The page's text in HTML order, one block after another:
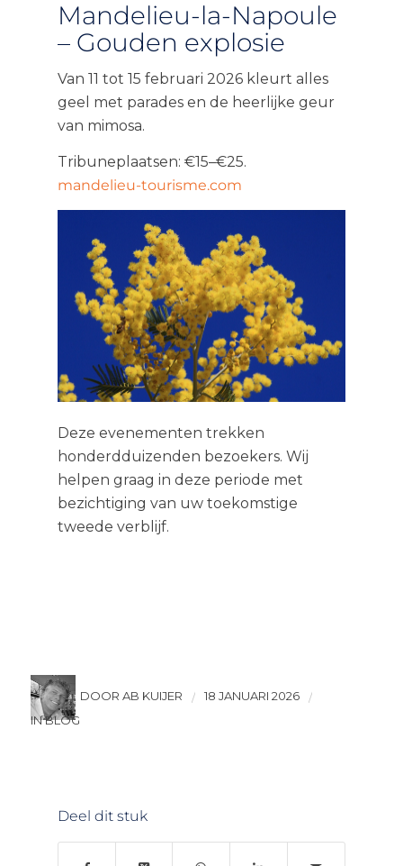
Mandelieu-la-Napoule
– Gouden explosie
Van 11 tot 15 februari 2026 kleurt alles
geel met parades en de heerlijke geur
van mimosa.
Tribuneplaatsen: €15–€25.
mandelieu-tourisme.com
Deze evenementen trekken
honderdduizenden bezoekers. Wij
helpen graag in deze periode met
bezichtiging van uw toekomstige
tweede verblijf.
DOOR AB KUIJER / 18 JANUARI 2026
/
IN BLOG
Deel dit stuk